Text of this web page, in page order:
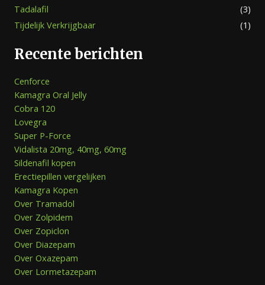
Tadalafil
(3)
Tijdelijk Verkrijgbaar
(1)
Recente berichten
Cenforce
Kamagra Oral Jelly
Cobra 120
Lovegra
Super P-Force
Vidalista 20mg, 40mg, 60mg
Sildenafil kopen
Erectiepillen vergelijken
Kamagra Kopen
Over Tramadol
Over Zolpidem
Over Zopiclon
Over Diazepam
Over Oxazepam
Over Lormetazepam